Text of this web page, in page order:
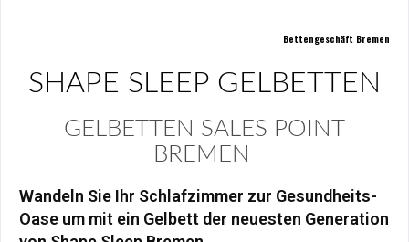
Bettengeschäft Bremen
SHAPE SLEEP GELBETTEN
GELBETTEN SALES POINT
BREMEN
Wandeln Sie Ihr Schlafzimmer zur Gesundheits-
Oase um mit ein Gelbett der neuesten Generation